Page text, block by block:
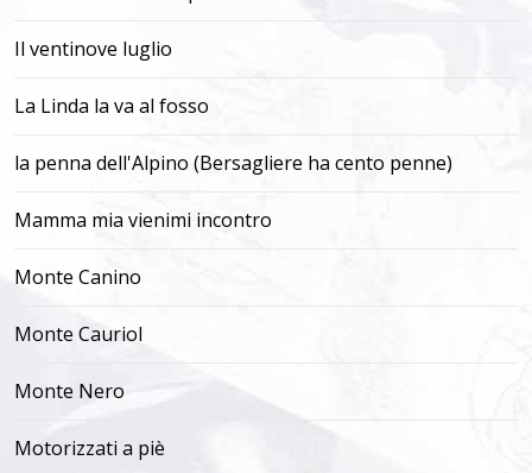
Il ventinove luglio
La Linda la va al fosso
la penna dell'Alpino (Bersagliere ha cento penne)
Mamma mia vienimi incontro
Monte Canino
Monte Cauriol
Monte Nero
Motorizzati a piè